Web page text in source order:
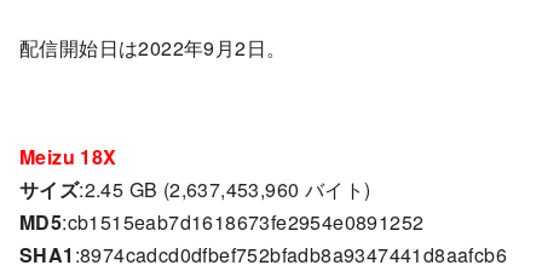
配信開始日は2022年9月2日。
Meizu 18X
サイズ:2.45 GB (2,637,453,960 バイト)
MD5:cb1515eab7d1618673fe2954e0891252
SHA1 :8974cadcd0dfbef752bfadb8a9347441d8aafcb6